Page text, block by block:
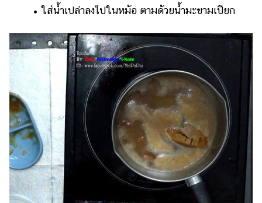
• ใส่น้ำเปล่าลงไปในหม้อ ตามด้วยน้ำมะขามเปียก